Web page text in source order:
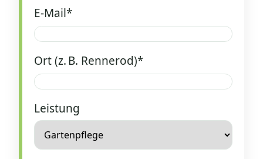
E‑Mail*
Ort (z. B. Rennerod)*
Leistung